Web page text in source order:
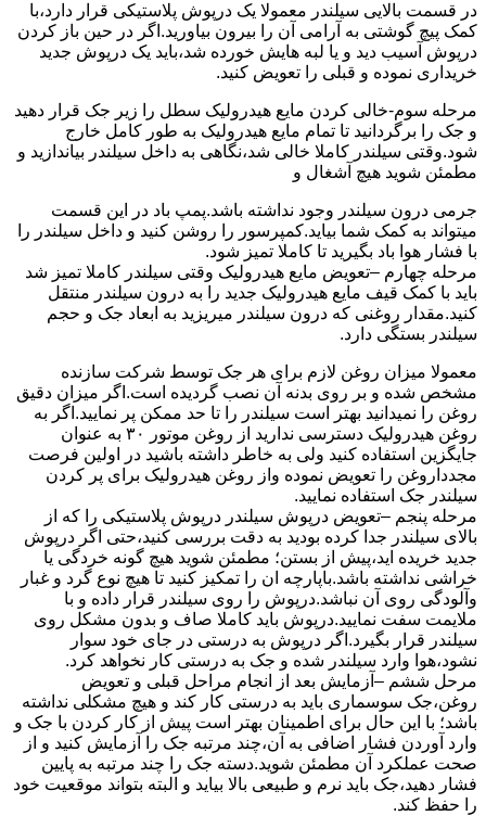
در قسمت بالایی سیلندر معمولا یک درپوش پلاستیکی قرار دارد،با
کمک پیچ گوشتی به آرامی آن را بیرون بیاورید.اگر در حین باز کردن
درپوش آسیب دید و یا لبه هایش خورده شد،باید یک درپوش جدید
خریداری نموده و قبلی را تعویض کنید.
مرحله سوم-خالی کردن مایع هیدرولیک سطل را زیر جک قرار دهید
و جک را برگردانید تا تمام مایع هیدرولیک به طور کامل خارج
شود.وقتی سیلندر کاملا خالی شد،نگاهی به داخل سیلندر بیاندازید و
مطمئن شوید هیچ آشغال و
جرمی درون سیلندر وجود نداشته باشد.پمپ باد در این قسمت
میتواند به کمک شما بیاید.کمپرسور را روشن کنید و داخل سیلندر را
با فشار هوا باد بگیرید تا کاملا تمیز شود.
مرحله چهارم –تعویض مایع هیدرولیک وقتی سیلندر کاملا تمیز شد
باید با کمک قیف مایع هیدرولیک جدید را به درون سیلندر منتقل
کنید.مقدار روغنی که درون سیلندر میریزید به ابعاد جک و حجم
سیلندر بستگی دارد.
معمولا میزان روغن لازم برای هر جک توسط شرکت سازنده
مشخص شده و بر روی بدنه آن نصب گردیده است.اگر میزان دقیق
روغن را نمیدانید بهتر است سیلندر را تا حد ممکن پر نمایید.اگر به
روغن هیدرولیک دسترسی ندارید از روغن موتور ۳۰ به عنوان
جایگزین استفاده کنید ولی به خاطر داشته باشید در اولین فرصت
مجدداروغن را تعویض نموده واز روغن هیدرولیک برای پر کردن
سیلندر جک استفاده نمایید.
مرحله پنجم –تعویض درپوش سیلندر درپوش پلاستیکی را که از
بالای سیلندر جدا کرده بودید به دقت بررسی کنید،حتی اگر درپوش
جدید خریده اید،پیش از بستن؛ مطمئن شوید هیچ گونه خردگی یا
خراشی نداشته باشد.باپارچه ان را تمکیز کنید تا هیچ نوع گرد و غبار
وآلودگی روی آن نباشد.درپوش را روی سیلندر قرار داده و با
ملایمت سفت نمایید.درپوش باید کاملا صاف و بدون مشکل روی
سیلندر قرار بگیرد.اگر درپوش به درستی در جای خود سوار
نشود،هوا وارد سیلندر شده و جک به درستی کار نخواهد کرد.
مرحل ششم –آزمایش بعد از انجام مراحل قبلی و تعویض
روغن،جک سوسماری باید به درستی کار کند و هیچ مشکلی نداشته
باشد؛ با این حال برای اطمینان بهتر است پیش از کار کردن با جک و
وارد آوردن فشار اضافی به آن،چند مرتبه جک را آزمایش کنید و از
صحت عملکرد آن مطمئن شوید.دسته جک را چند مرتبه به پایین
فشار دهید،جک باید نرم و طبیعی بالا بیاید و البته بتواند موقعیت خود
را حفظ کند.